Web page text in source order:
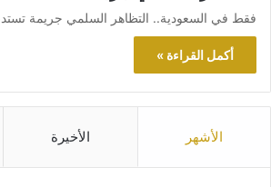
فقط في السعودية.. التظاهر السلمي جريمة
أكمل القراءة »
الأشهر الأخيرة